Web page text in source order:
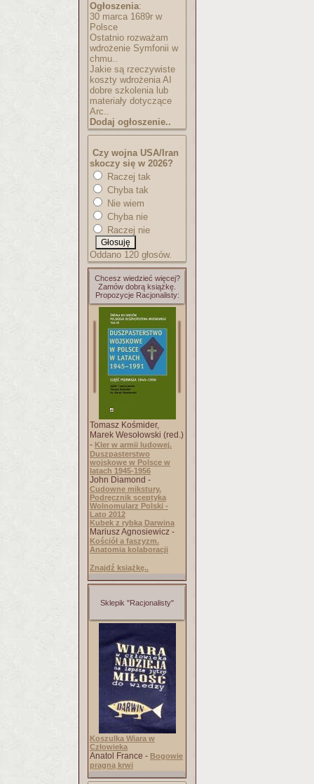
Ogłoszenia:
30 marca 1689r w
Polsce
Ostatnio rozważam
wdrożenie Symfonii w
chmu..
Jakie są rzeczywiste
koszty wdrożenia AI
dobre szkolenia lub
materiały dotyczące
Arc..
Dodaj ogłoszenie..
Czy wojna USA/Iran
skoczy się w 2026?
Raczej tak
Chyba tak
Nie wiem
Chyba nie
Raczej nie
Oddano 120 głosów.
Chcesz wiedzieć więcej?
Zamów dobrą książkę.
Propozycje Racjonalisty:
Tomasz Kośmider,
Marek Wesołowski (red.)
- Kler w armii ludowej.
Duszpasterstwo
wojskowe w Polsce w
latach 1945-1956
John Diamond -
Cudowne mikstury.
Podręcznik sceptyka
Wolnomularz Polski -
Lato 2012
Kubek z rybką Darwina
Mariusz Agnosiewicz -
Kościół a faszyzm.
Anatomia kolaboracji
Znajdź książkę..
Sklepik "Racjonalisty"
Koszulka Wiara w
Człowieka
Anatol France - Bogowie
pragną krwi